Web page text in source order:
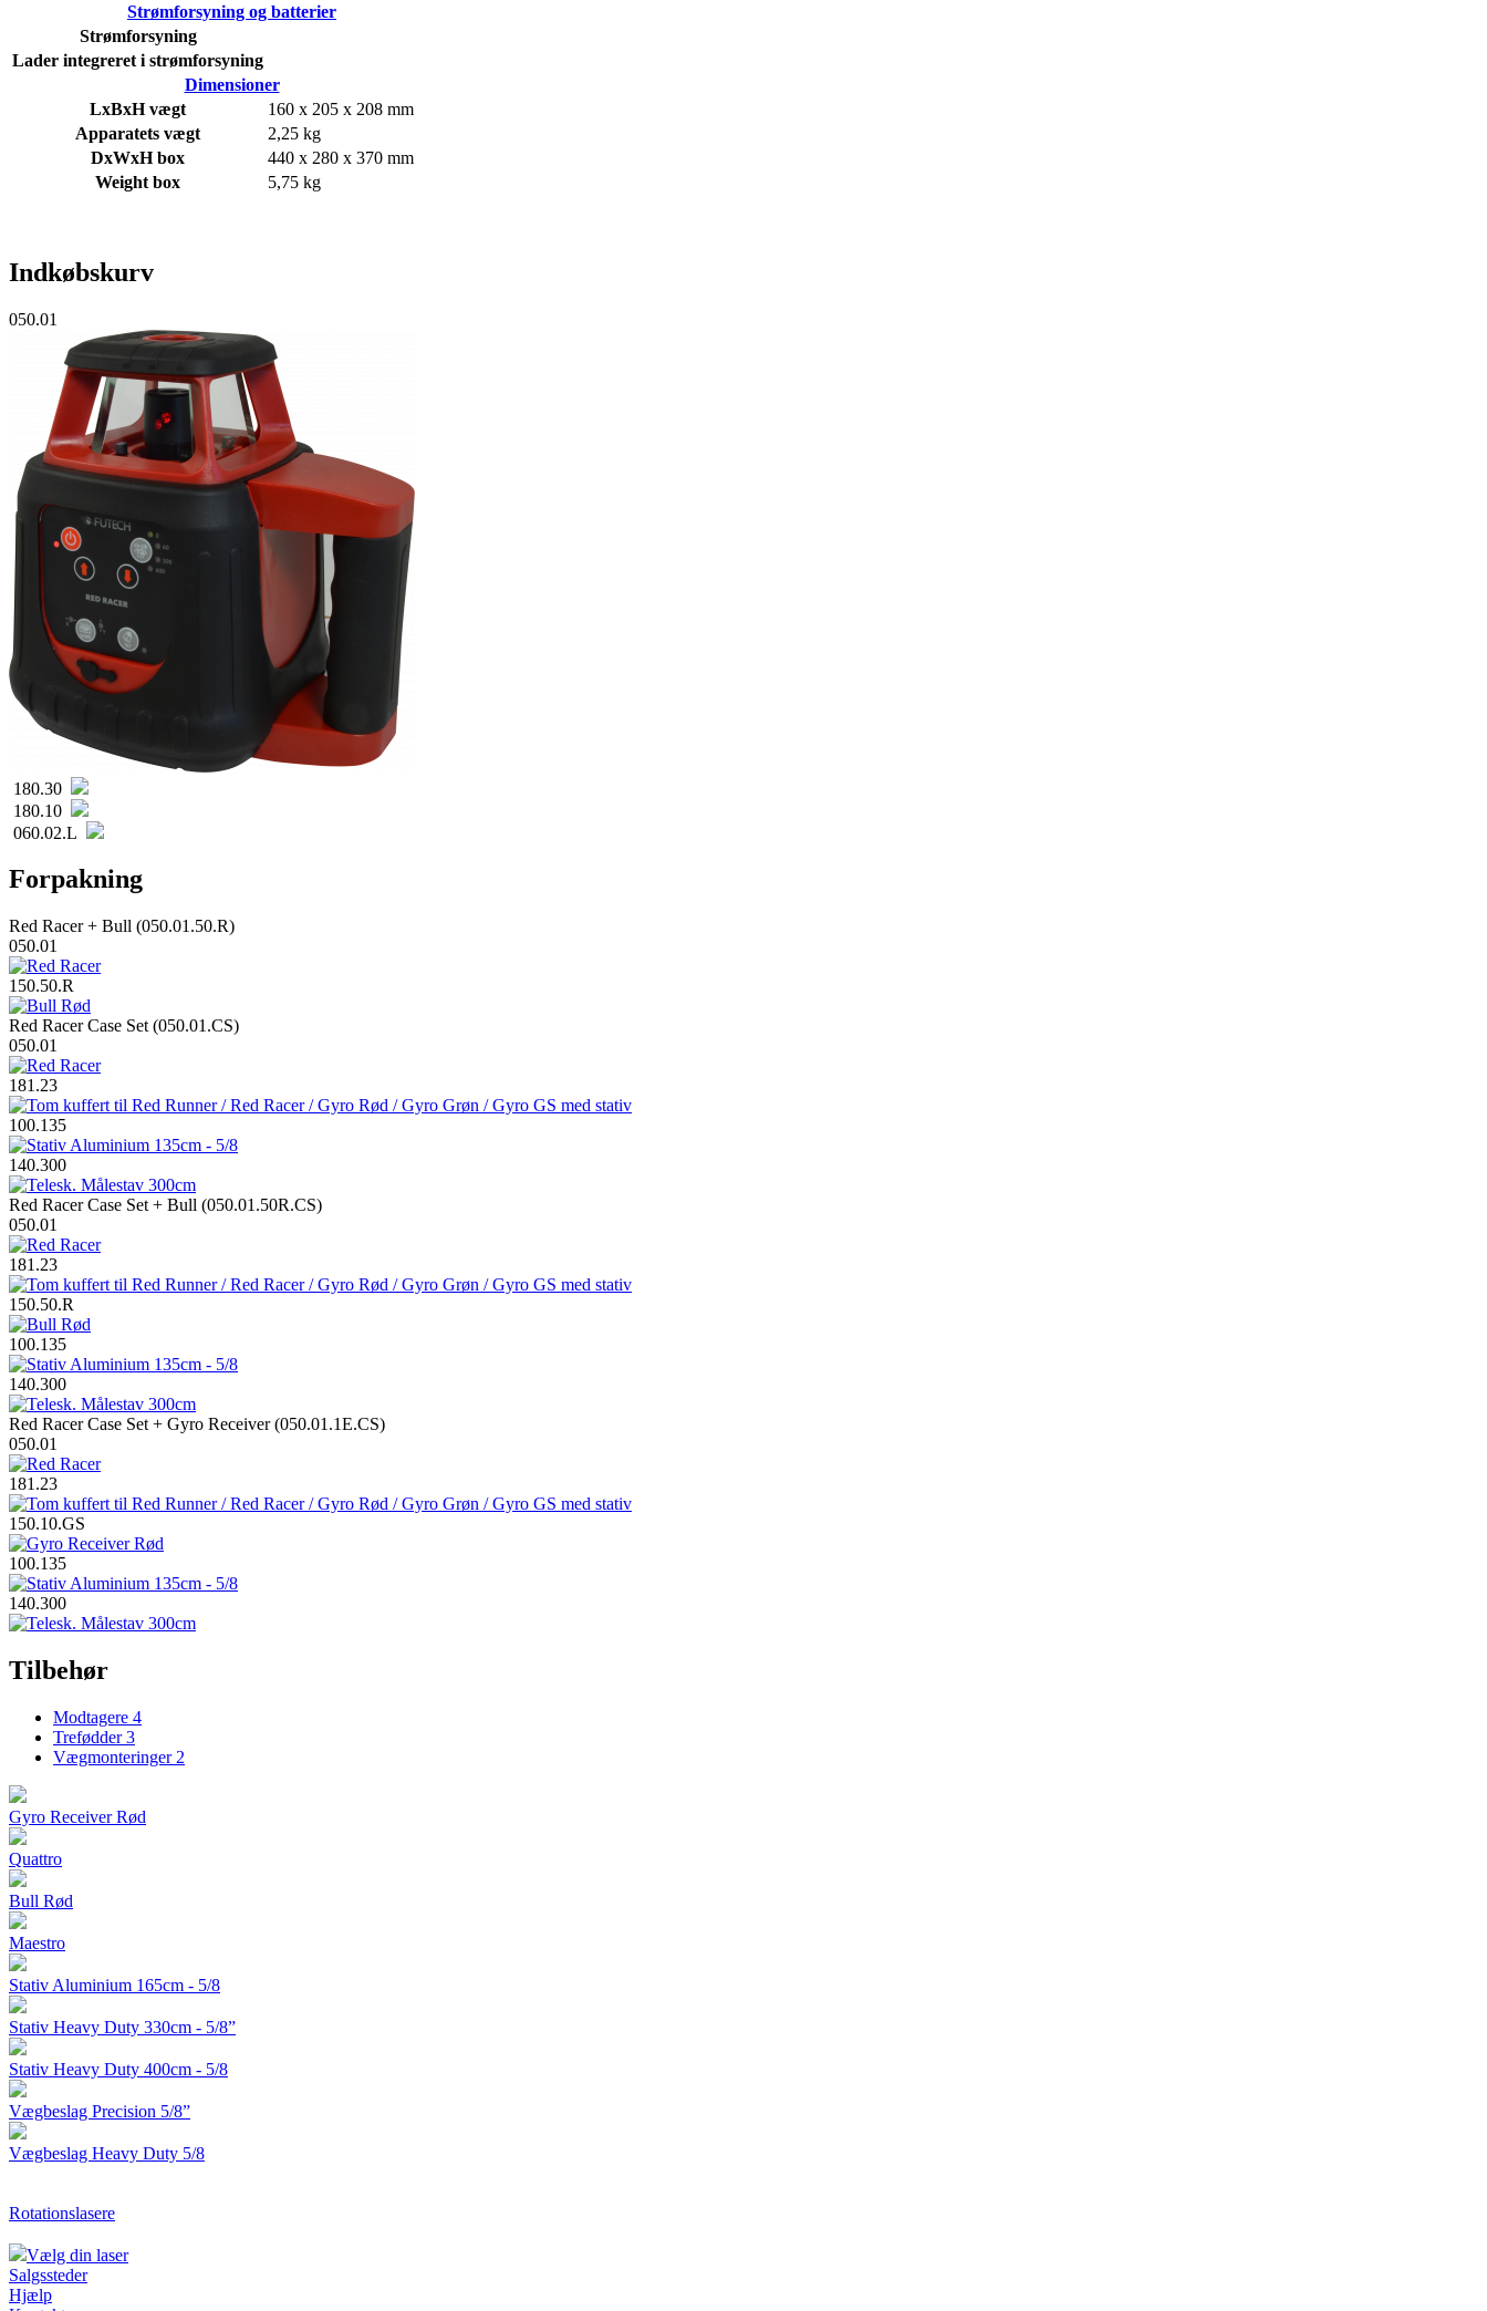
Strømforsyning og batterier
Strømforsyning
Lader integreret i strømforsyning
Dimensioner
LxBxH vægt
160 x 205 x 208 mm
Apparatets vægt
2,25 kg
DxWxH box
440 x 280 x 370 mm
Weight box
5,75 kg
Indkøbskurv
050.01
180.30
180.10
060.02.L
Forpakning
Red Racer + Bull (050.01.50.R)
050.01
150.50.R
Red Racer Case Set (050.01.CS)
050.01
181.23
100.135
140.300
Red Racer Case Set + Bull (050.01.50R.CS)
050.01
181.23
150.50.R
100.135
140.300
Red Racer Case Set + Gyro Receiver (050.01.1E.CS)
050.01
181.23
150.10.GS
100.135
140.300
Tilbehør
Modtagere 4
Trefødder3
Vægmonteringer 2
Gyro Receiver Rød
Quattro
Bull Rød
Maestro
Stativ Aluminium 165cm - 5/8
Stativ Heavy Duty 330cm - 5/8”
Stativ Heavy Duty 400cm - 5/8
Vægbeslag Precision 5/8”
Vægbeslag Heavy Duty 5/8
Rotationslasere
Vælg din laser
Salgssteder
Hjælp